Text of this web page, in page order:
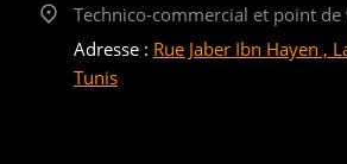
Technico-commercial et point de
Adresse : Rue Jaber Ibn Hayen ,
Tunis